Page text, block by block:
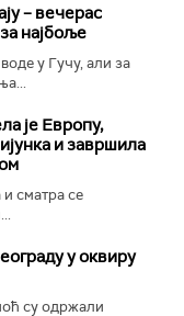
– вечерас
најбоље
у Гучу, али за
је Европу,
и завршила
сматра се
у оквиру
су одржали